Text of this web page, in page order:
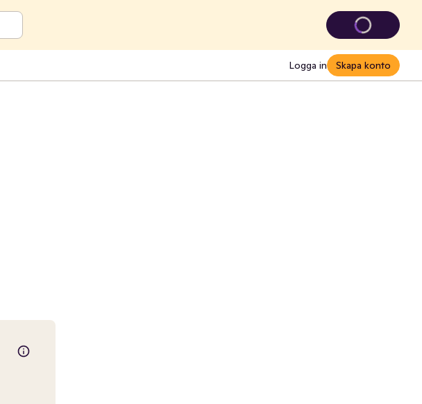
Logga in Skapa konto